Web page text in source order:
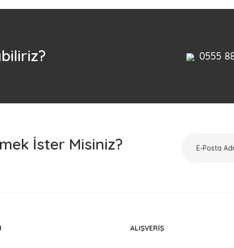
0555
İster Misiniz?
ALIŞVERİŞ